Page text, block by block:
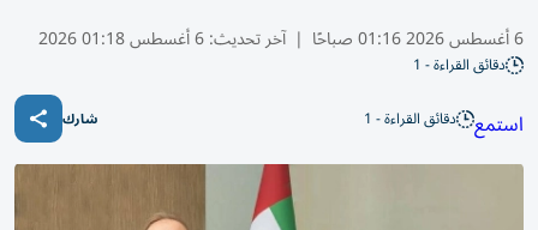
6 أغسطس 2026 01:16 صباحًا | آخر تحديث:6 أغسطس 01:18 2026
دقائق القراءة - 1
استمع دقائق القراءة - 1 شارك